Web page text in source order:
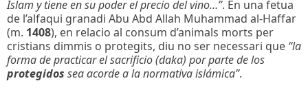
Islam y tiene en su poder el precio del vino…”. En una fetua
de l’alfaqui granadi Abu Abd Allah Muhammad al-Haffar
(m. 1408), en relacio al consum d’animals morts per
cristians dimmis o protegits, diu no ser necessari que “la
forma de practicar el sacrificio (daka) por parte de los
protegidos sea acorde a la normativa islámica”.